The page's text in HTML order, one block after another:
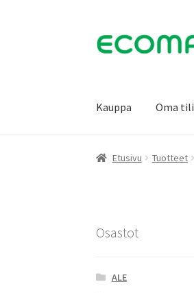
Siirry
navigointiin
Siirry
sisältöön
Kauppa Oma tili
Etusivu Tuotteet
Osastot
ALE